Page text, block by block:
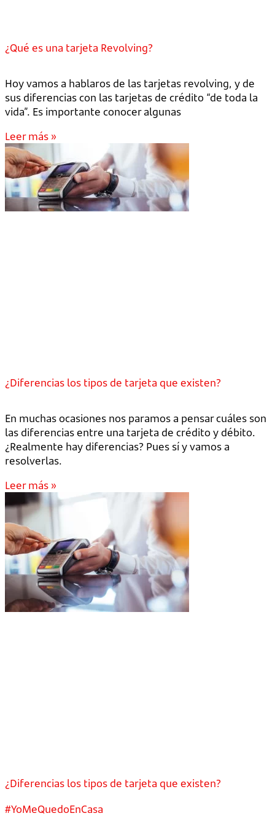
¿Qué es una tarjeta Revolving?
Hoy vamos a hablaros de las tarjetas revolving, y de
sus diferencias con las tarjetas de crédito “de toda la
vida”. Es importante conocer algunas
Leer más »
¿Diferencias los tipos de tarjeta que existen?
En muchas ocasiones nos paramos a pensar cuáles son
las diferencias entre una tarjeta de crédito y débito.
¿Realmente hay diferencias? Pues sí y vamos a
resolverlas.
Leer más »
¿Diferencias los tipos de tarjeta que existen?
#YoMeQuedoEnCasa